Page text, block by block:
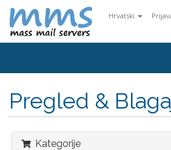
Hrvatski
Pregled &
Kategorije